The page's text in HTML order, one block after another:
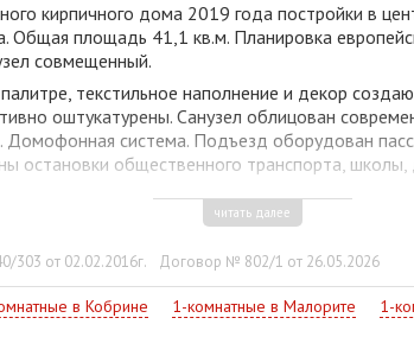
кирпичного дома 2019 года постройки в
Общая площадь 41,1 кв.м. Планировка
совмещенный.
текстильное наполнение и декор
оштукатурены. Санузел облицован
Домофонная система. Подъезд оборудован
остановки общественного транспорта,
читать далее
303 от 02.02.2016г. Договор № 802/1 от 26.05.2026
в Кобрине 1-комнатные в Малорите 1-